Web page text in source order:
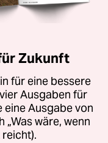
Zukunft
für eine bessere
Ausgaben für
eine Ausgabe von
„Was wäre, wenn